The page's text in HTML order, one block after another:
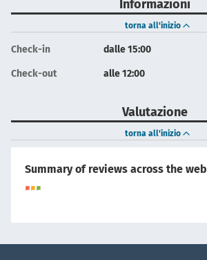
Informazioni
torna all'inizio
Check-in dalle 15:00
Check-out alle 12:00
Valutazione
torna all'inizio
Summary of reviews across the web